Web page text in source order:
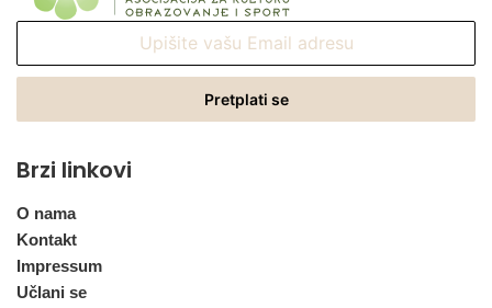
Email
Brzi linkovi
O nama
Kontakt
Impressum
Učlani se